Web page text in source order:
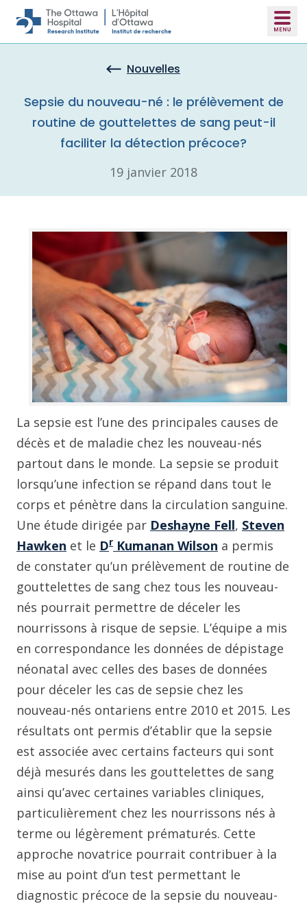
Skip to main content
Nouvelles
Sepsie du nouveau-né : le prélèvement de
routine de gouttelettes de sang peut-il
faciliter la détection précoce?
19 janvier 2018
La sepsie est l’une des principales causes de
décès et de maladie chez les nouveau-nés
partout dans le monde. La sepsie se produit
lorsqu’une infection se répand dans tout le
corps et pénètre dans la circulation sanguine.
Une étude dirigée par Deshayne Fell, Steven
Hawken et le Dr Kumanan Wilson a permis
de constater qu’un prélèvement de routine de
gouttelettes de sang chez tous les nouveau-
nés pourrait permettre de déceler les
nourrissons à risque de sepsie. L’équipe a mis
en correspondance les données de dépistage
néonatal avec celles des bases de données
pour déceler les cas de sepsie chez les
nouveau-nés ontariens entre 2010 et 2015. Les
résultats ont permis d’établir que la sepsie
est associée avec certains facteurs qui sont
déjà mesurés dans les gouttelettes de sang
ainsi qu’avec certaines variables cliniques,
particulièrement chez les nourrissons nés à
terme ou légèrement prématurés. Cette
approche novatrice pourrait contribuer à la
mise au point d’un test permettant le
diagnostic précoce de la sepsie du nouveau-